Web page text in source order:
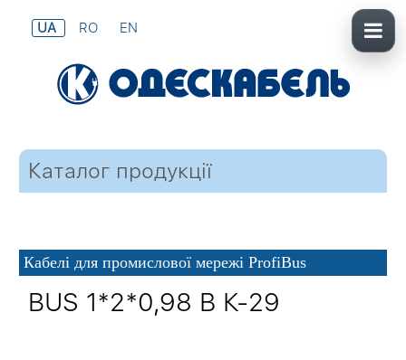
UA RO EN
Каталог продукції
Кабелі для промислової мережі ProfiBus
BUS 1*2*0,98 В К-29